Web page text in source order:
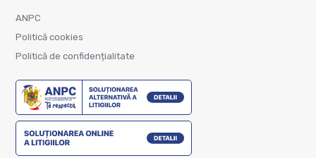
ANPC
Politică cookies
Politică de confidențialitate